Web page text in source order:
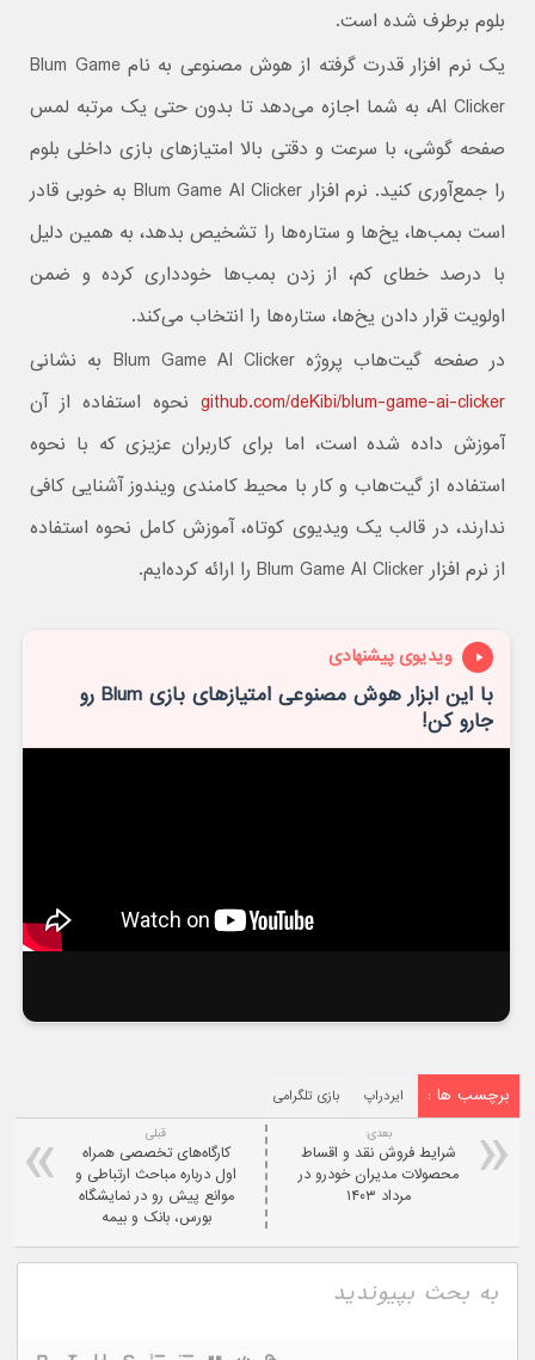
بلوم برطرف شده است.
یک نرم افزار قدرت گرفته از هوش مصنوعی به نام Blum Game
AI Clicker، به شما اجازه می‌دهد تا بدون حتی یک مرتبه لمس
صفحه گوشی، با سرعت و دقتی بالا امتیازهای بازی داخلی بلوم
را جمع‌آوری کنید. نرم افزار Blum Game AI Clicker به خوبی قادر
است بمب‌ها، یخ‌ها و ستاره‌ها را تشخیص بدهد، به همین دلیل
با درصد خطای کم، از زدن بمب‌ها خودداری کرده و ضمن
اولویت قرار دادن یخ‌ها، ستاره‌ها را انتخاب می‌کند.
در صفحه گیت‌هاب پروژه Blum Game AI Clicker به نشانی
github.com/deKibi/blum-game-ai-clicker نحوه استفاده از آن
آموزش داده شده است، اما برای کاربران عزیزی که با نحوه
استفاده از گیت‌هاب و کار با محیط کامندی ویندوز آشنایی کافی
ندارند، در قالب یک ویدیوی کوتاه، آموزش کامل نحوه استفاده
از نرم افزار Blum Game AI Clicker را ارائه کرده‌ایم.
ویدیوی پیشنهادی
با این ابزار هوش مصنوعی امتیازهای بازی Blum رو
جارو کن!
برچسب ها : ایردراپ بازی تلگرامی
قبلی
کارگاه‌های تخصصی همراه
اول درباره مباحث ارتباطی و
موانع پیش رو در نمایشگاه
بورس، بانک و بیمه
بعدی:
شرایط فروش نقد و اقساط
محصولات مدیران خودرو در
مرداد ۱۴۰۳